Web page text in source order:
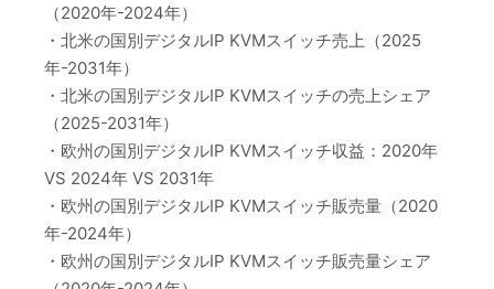
（2020年-2024年）
・北米の国別デジタルIP KVMスイッチ売上（2025
年-2031年）
・北米の国別デジタルIP KVMスイッチの売上シェア
（2025-2031年）
・欧州の国別デジタルIP KVMスイッチ収益：2020年
VS 2024年 VS 2031年
・欧州の国別デジタルIP KVMスイッチ販売量（2020
年-2024年）
・欧州の国別デジタルIP KVMスイッチ販売量シェア